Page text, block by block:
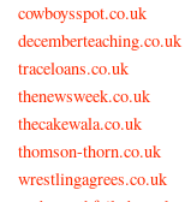
cowboysspot.co.uk
decemberteaching.co.uk
traceloans.co.uk
thenewsweek.co.uk
thecakewala.co.uk
thomson-thorn.co.uk
wrestlingagrees.co.uk